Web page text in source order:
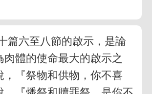
篇六至八節的啟示，是論
肉體的使命最大的啟示之
，『祭物和供物，你不喜